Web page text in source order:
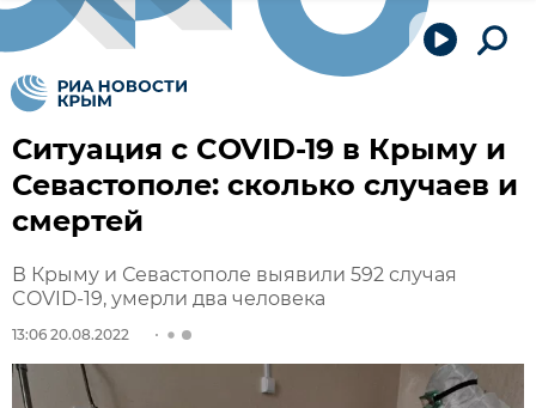
Ситуация с COVID-19 в Крыму и
Севастополе: сколько случаев и
смертей
В Крыму и Севастополе выявили 592 случая
COVID-19, умерли два человека
13:06 20.08.2022